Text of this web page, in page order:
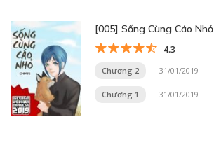
[005] Sống Cùng Cáo Nhỏ
4.3
Chương 2 31/01/2019
Chương 1 31/01/2019